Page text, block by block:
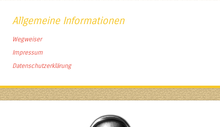
Allgemeine Informationen
Wegweiser
Impressum
Datenschutzerklärung